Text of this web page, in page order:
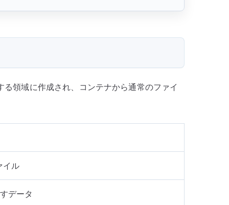
領域に作成され、コンテナから通常のファイ
イル
データ